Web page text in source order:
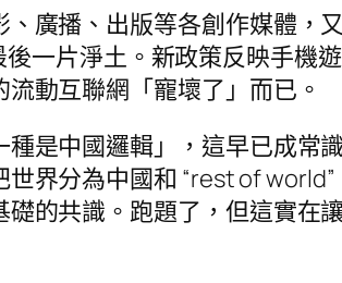
廣播、出版等各創作媒體，
一片淨土。新政策反映手機
動互聯網「寵壞了」而已。
是中國邏輯」，這早已成常
界分為中國和 “rest of
的共識。跑題了，但這實在